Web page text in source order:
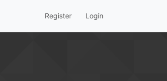
Register Login